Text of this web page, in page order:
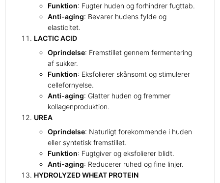
Funktion: Fugter huden og forhindrer fugttab.
Anti-aging: Bevarer hudens fylde og
elasticitet.
LACTIC ACID
Oprindelse: Fremstillet gennem fermentering
af sukker.
Funktion: Eksfolierer skånsomt og stimulerer
cellefornyelse.
Anti-aging: Glatter huden og fremmer
kollagenproduktion.
UREA
Oprindelse: Naturligt forekommende i huden
eller syntetisk fremstillet.
Funktion: Fugtgiver og eksfolierer blidt.
Anti-aging: Reducerer ruhed og fine linjer.
HYDROLYZED WHEAT PROTEIN